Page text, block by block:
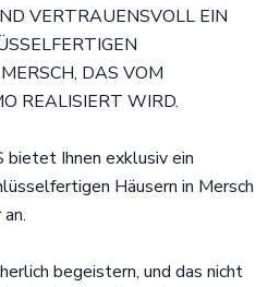
VERTRAUENSVOLL EIN
DAS VOM
REALISIERT WIRD.
bietet Ihnen exklusiv ein
Häusern in Mersch
begeistern, und das nicht